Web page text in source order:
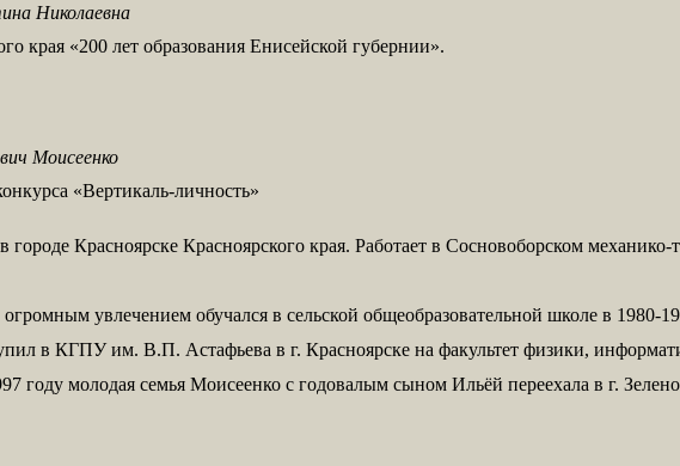
Николаевна
края «200 лет образования Енисейской губернии».
Моисеенко
«Вертикаль-личность»
Красноярске Красноярского края. Работает в Сосновоборском механико-
увлечением обучался в сельской общеобразовательной школе в 1980-
в КГПУ им. В.П. Астафьева в г. Красноярске на факультет физики,
молодая семья Моисеенко с годовалым сыном Ильёй переехала в г.